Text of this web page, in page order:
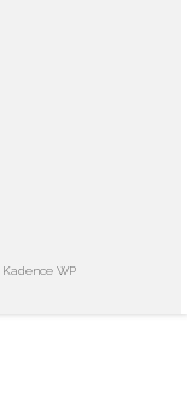
Kadence WP